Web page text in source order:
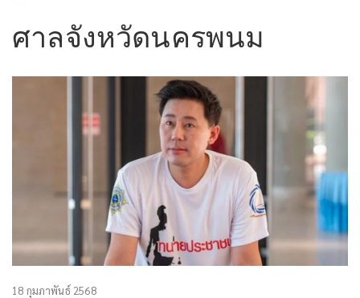
ศาลจังหวัดนครพนม
18 กุมภาพันธ์ 2568